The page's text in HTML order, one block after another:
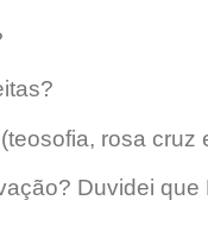
rosa cruz
Duvidei